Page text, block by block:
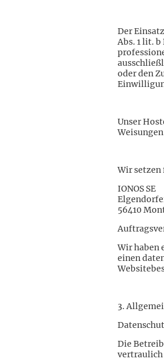
Der
Abs. 1 lit.
oder den
Unser
Wir
IONOS SE
56410
Wir haben
einen
3.
Die
vertraulich